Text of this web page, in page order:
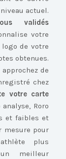
actuel.
validés
votre
de votre
obtenues.
de
chez
votre carte
Roro
et faibles et
mesure pour
plus
meilleur